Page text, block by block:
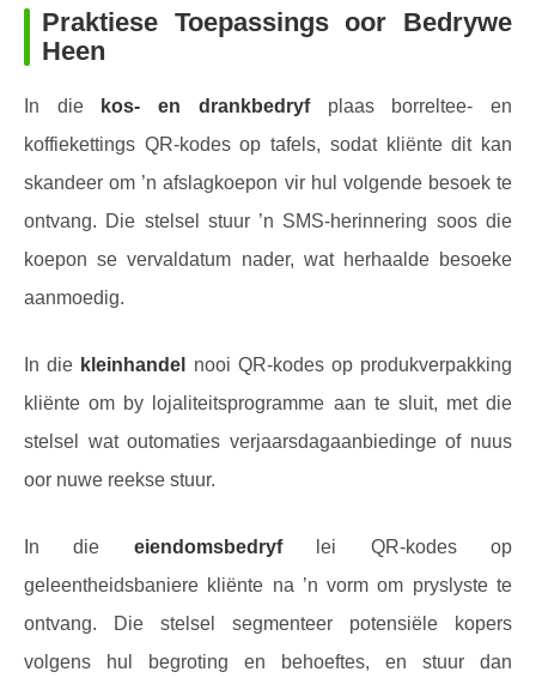
Praktiese Toepassings oor Bedrywe
Heen
In die kos- en drankbedryfplaas borreltee- en
koffiekettings QR-kodes op tafels, sodat kliënte dit kan
skandeer om ’n afslagkoepon vir hul volgende besoek te
ontvang. Die stelsel stuur ’n SMS-herinnering soos die
koepon se vervaldatum nader, wat herhaalde besoeke
aanmoedig.
In die kleinhandel
nooi QR-kodes op produkverpakking
kliënte om by lojaliteitsprogramme aan te sluit, met die
stelsel wat outomaties verjaarsdagaanbiedinge of nuus
oor nuwe reekse stuur.
In die eiendomsbedryflei QR-kodes op
geleentheidsbaniere kliënte na ’n vorm om pryslyste te
ontvang. Die stelsel segmenteer potensiële kopers
volgens hul begroting en behoeftes, en stuur dan